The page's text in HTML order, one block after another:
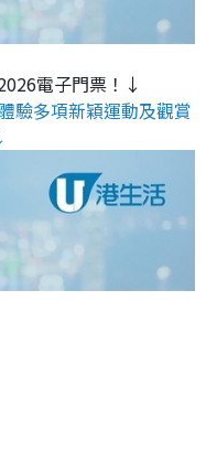
電子門票！↓
驗多項新穎運動及觀賞